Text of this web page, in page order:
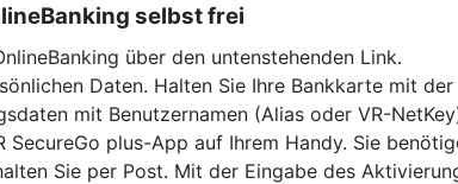
selbst frei
über den untenstehenden Link.
Daten. Halten Sie Ihre Bankkarte mit
mit Benutzernamen (Alias oder VR-
SecureGo plus-App auf Ihrem Handy. Sie
Sie per Post. Mit der Eingabe des